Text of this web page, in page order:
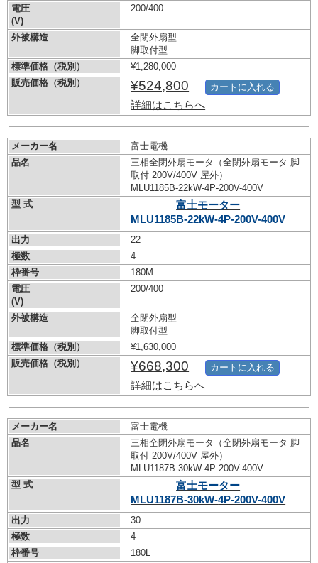
電圧
(V)
200/400
外被構造
全閉外扇型
脚取付型
標準価格（税別）
¥1,280,000
販売価格（税別）
¥524,800
詳細はこちらへ
カートに入れる
メーカー名
富士電機
品名
三相全閉外扇モータ（全閉外扇モータ 脚
取付 200V/400V 屋外）
MLU1185B-22kW-4P-200V-400V
型 式
富士モーター
MLU1185B-22kW-4P-200V-400V
出力
22
極数
4
枠番号
180M
電圧
(V)
200/400
外被構造
全閉外扇型
脚取付型
標準価格（税別）
¥1,630,000
販売価格（税別）
¥668,300
詳細はこちらへ
カートに入れる
メーカー名
富士電機
品名
三相全閉外扇モータ（全閉外扇モータ 脚
取付 200V/400V 屋外）
MLU1187B-30kW-4P-200V-400V
型 式
富士モーター
MLU1187B-30kW-4P-200V-400V
出力
30
極数
4
枠番号
180L